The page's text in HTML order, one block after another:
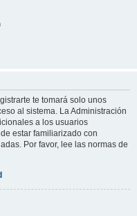
te tomará solo unos
al sistema. La Administración
a los usuarios
estar familiarizado con
Por favor, lee las normas de